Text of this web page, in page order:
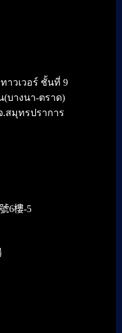
ทาวเวอร์ ชั้นที่ 9
(บางนา-ตราด)
.สมุทรปราการ
6樓-5